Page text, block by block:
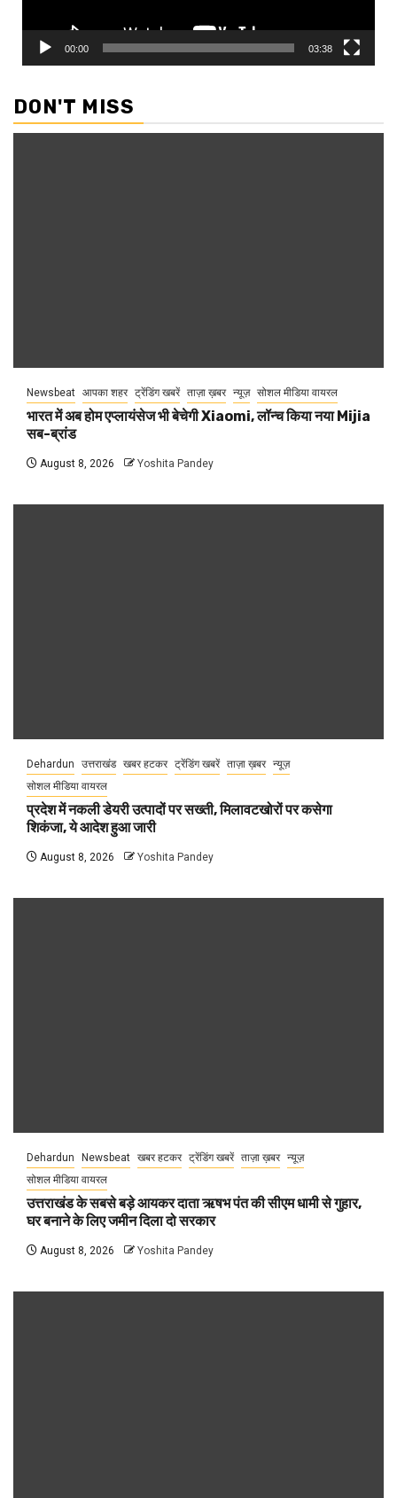
00:00 03:38
DON'T MISS
Newsbeat आपका शहर ट्रेंडिंग खबरें ताज़ा ख़बर न्यूज़ सोशल मीडिया वायरल
भारत में अब होम एप्लायंसेज भी बेचेगी Xiaomi, लॉन्च किया नया Mijia
सब-ब्रांड
August 8, 2026 Yoshita Pandey
Dehardun उत्तराखंड खबर हटकर ट्रेंडिंग खबरें ताज़ा ख़बर न्यूज़
सोशल मीडिया वायरल
प्रदेश में नकली डेयरी उत्पादों पर सख्ती, मिलावटखोरों पर कसेगा
शिकंजा, ये आदेश हुआ जारी
August 8, 2026 Yoshita Pandey
Dehardun Newsbeat खबर हटकर ट्रेंडिंग खबरें ताज़ा ख़बर न्यूज़
सोशल मीडिया वायरल
उत्तराखंड के सबसे बड़े आयकर दाता ऋषभ पंत की सीएम धामी से गुहार,
घर बनाने के लिए जमीन दिला दो सरकार
August 8, 2026 Yoshita Pandey